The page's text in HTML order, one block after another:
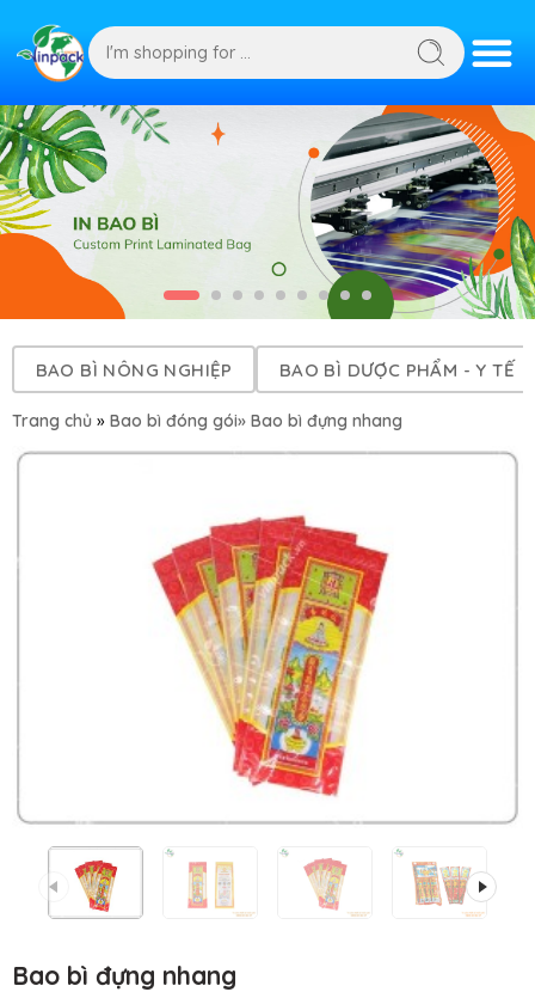
BAO BÌ NÔNG NGHIỆP BAO BÌ DƯỢC PHẨM - Y TẾ
Trang chủ » Bao bì đóng gói» Bao bì đựng nhang
Bao bì đựng nhang